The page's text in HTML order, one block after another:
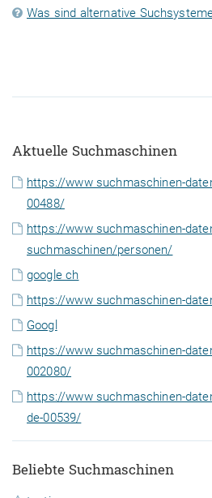
Was sind alternative
Aktuelle Suchmaschinen
https://www suchmaschinen-
00488/
https://www suchmaschinen-
suchmaschinen/personen/
google ch
https://www suchmaschinen-
Googl
https://www suchmaschinen-
002080/
https://www suchmaschinen-
de-00539/
Beliebte Suchmaschinen